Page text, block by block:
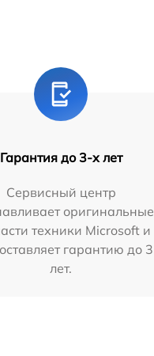
Гарантия до 3-х лет
Сервисный центр
оригинальные
техники Microsoft и
гарантию до 3
лет.